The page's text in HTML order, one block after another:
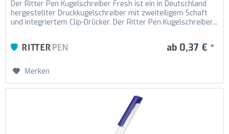
Der Ritter Pen Kugelschreiber Fresh ist ein in Deutschland
hergestellter Druckkugelschreiber mit zweiteiligem Schaft
und integriertem Clip-Drücker. Der Ritter Pen Kugelschreiber...
ab 0,37 € *
Merken